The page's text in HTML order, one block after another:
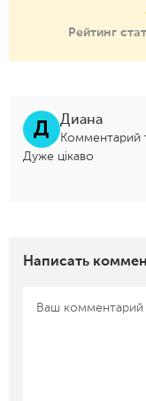
Рейтинг
Д Диана
Комментарий
Дуже цікаво
Написать